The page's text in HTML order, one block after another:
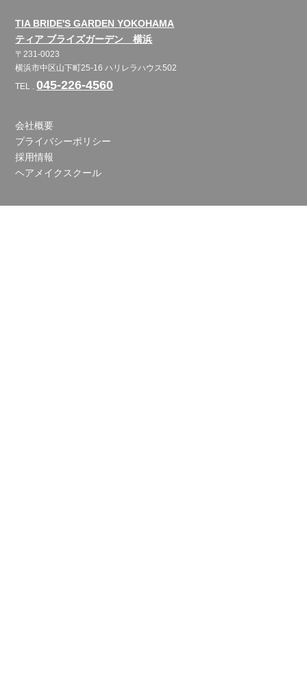
TIA BRIDE'S GARDEN YOKOHAMA
ティア ブライズガーデン 横浜
〒231-0023
横浜市中区山下町25-16 ハリレラハウス502
TEL .045-226-4560
会社概要
プライバシーポリシー
採用情報
ヘアメイクスクール